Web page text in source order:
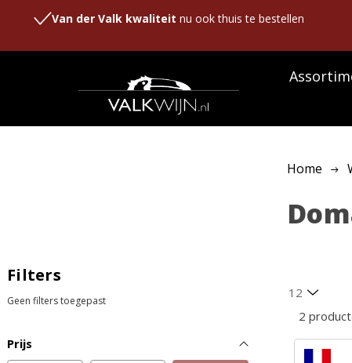
Van der Valk kwaliteit nu ook thuis te bestellen
Home
2
Filters
Geen filters toegepast
Prijs